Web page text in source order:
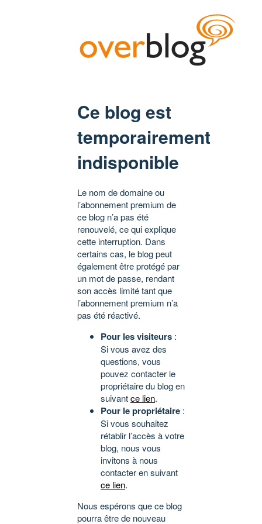
Ce blog est
temporairement
indisponible
Le nom de domaine ou
l’abonnement premium de
ce blog n’a pas été
renouvelé, ce qui explique
cette interruption. Dans
certains cas, le blog peut
également être protégé par
un mot de passe, rendant
son accès limité tant que
l’abonnement premium n’a
pas été réactivé.
Pour les visiteurs :
Si vous avez des
questions, vous
pouvez contacter le
propriétaire du blog en
suivantce lien.
Pour le propriétaire :
Si vous souhaitez
rétablir l’accès à votre
blog, nous vous
invitons à nous
contacter en suivant
ce lien.
Nous espérons que ce blog
pourra être de nouveau